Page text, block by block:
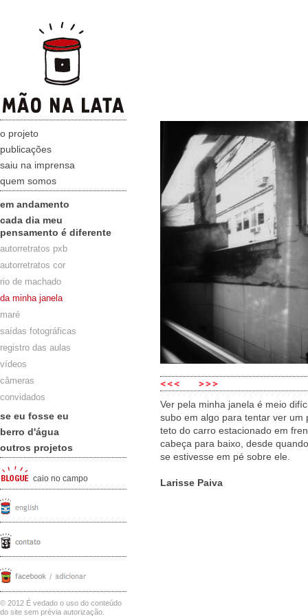
o projeto
publicações
saiu na imprensa
quem somos
em andamento
cada dia meu
pensamento é diferente
autorretratos pxb
autorretratos cor
rio de machado
da minha janela
maré
saídas fotográficas
registro das aulas
vídeos
câmeras
convidados
se eu fosse eu
berro d'água
outros projetos
caio no campo
© 2012 É vedado o uso do conteúdo
do site sem prévia autorização.
Ver pela minha janela é meio
subo em algo para tentar ver
teto do carro estacionado em
cabeça para baixo, desde
se estivesse em pé sobre ele.
Larisse Paiva